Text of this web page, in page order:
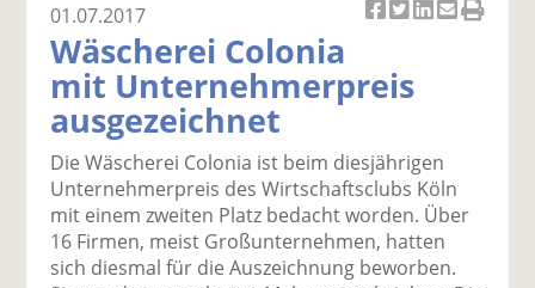
k
uf
F
ac
e
b
k
wi
tt
er
n
k
uf
Li
n
k
e
er
E
m
ai
l
e
01.07.2017
Wäscherei Colonia
mit Unternehmerpreis
ausgezeichnet
Die Wäscherei Colonia ist beim diesjährigen
Unternehmerpreis des Wirtschaftsclubs Köln
mit einem zweiten Platz bedacht worden. Über
16 Firmen, meist Großunternehmen, hatten
sich diesmal für die Auszeichnung beworben.